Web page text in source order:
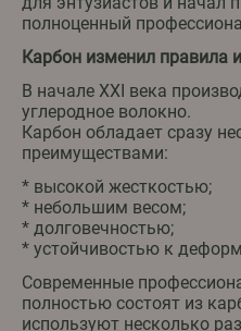
полноценный
Карбон изменил правила
В начале XXI века
углеродное волокно.
Карбон обладает сразу
преимуществами:
* высокой жесткостью;
* небольшим весом;
* долговечностью;
* устойчивостью к
Современные
полностью состоят из
используют несколько